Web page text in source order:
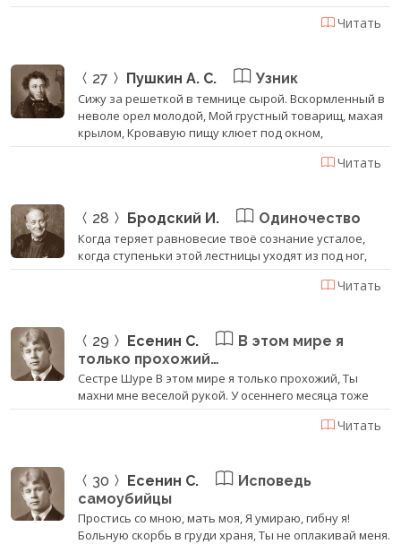
Читать
27 Пушкин А. С. Узник
Сижу за решеткой в темнице сырой. Вскормленный в
неволе орел молодой, Мой грустный товарищ, махая
крылом, Кровавую пищу клюет под окном,
Читать
28 Бродский И. Одиночество
Когда теряет равновесие твоё сознание усталое,
когда ступеньки этой лестницы уходят из под ног,
Читать
29 Есенин С.
В этом мире я
только прохожий…
Сестре Шуре В этом мире я только прохожий, Ты
махни мне веселой рукой. У осеннего месяца тоже
Читать
30 Есенин С.
Исповедь
самоубийцы
Простись со мною, мать моя, Я умираю, гибну я!
Больную скорбь в груди храня, Ты не оплакивай меня.